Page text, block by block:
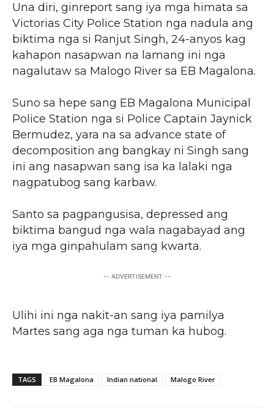
Una diri, ginreport sang iya mga himata sa
Victorias City Police Station nga nadula ang
biktima nga si Ranjut Singh, 24-anyos kag
kahapon nasapwan na lamang ini nga
nagalutaw sa Malogo River sa EB Magalona.
Suno sa hepe sang EB Magalona Municipal
Police Station nga si Police Captain Jaynick
Bermudez, yara na sa advance state of
decomposition ang bangkay ni Singh sang
ini ang nasapwan sang isa ka lalaki nga
nagpatubog sang karbaw.
Santo sa pagpangusisa, depressed ang
biktima bangud nga wala nagabayad ang
iya mga ginpahulam sang kwarta.
-- ADVERTISEMENT --
Ulihi ini nga nakit-an sang iya pamilya
Martes sang aga nga tuman ka hubog.
TAGS EB Magalona Indian national Malogo River